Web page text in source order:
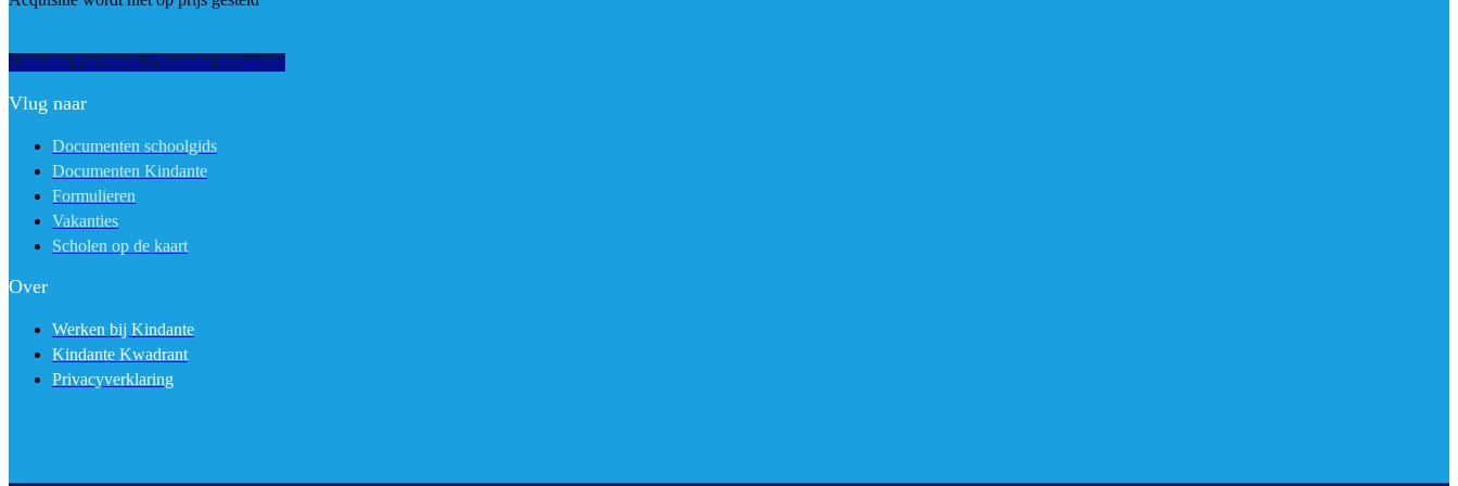
Linkedin Facebook-fYoutube Instagram
Vlug naar
Documenten schoolgids
Documenten Kindante
Formulieren
Vakanties
Scholen op de kaart
Over
Werken bij Kindante
Kindante Kwadrant
Privacyverklaring